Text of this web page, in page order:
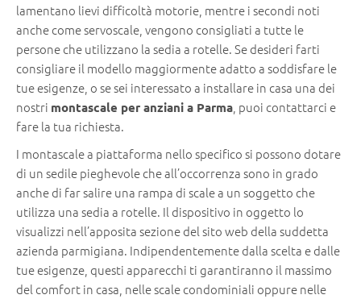
lamentano lievi difficoltà motorie, mentre i secondi noti
anche come servoscale, vengono consigliati a tutte le
persone che utilizzano la sedia a rotelle. Se desideri farti
consigliare il modello maggiormente adatto a soddisfare le
tue esigenze, o se sei interessato a installare in casa una dei
nostri montascale per anziani a Parma , puoi contattarci e
fare la tua richiesta.
I montascale a piattaforma nello specifico si possono dotare
di un sedile pieghevole che all’occorrenza sono in grado
anche di far salire una rampa di scale a un soggetto che
utilizza una sedia a rotelle. Il dispositivo in oggetto lo
visualizzi nell’apposita sezione del sito web della suddetta
azienda parmigiana. Indipendentemente dalla scelta e dalle
tue esigenze, questi apparecchi ti garantiranno il massimo
del comfort in casa, nelle scale condominiali oppure nelle